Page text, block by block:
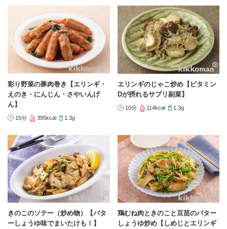
彩り野菜の豚肉巻き【エリンギ・
えのき・にんじん・さやいんげ
ん】
15分 395kcal 1.3g
エリンギのじゃこ炒め【ビタミン
Dが摂れるサプリ副菜】
10分 114kcal 1.3g
きのこのソテー（炒め物）【バタ
ーしょうゆ味でまいたけも！】
鶏むね肉ときのこと豆苗のバター
しょうゆ炒め【しめじとエリンギ